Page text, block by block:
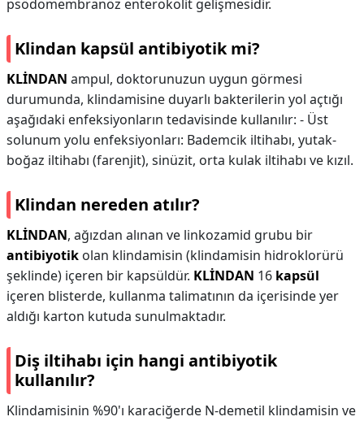
psödomembranöz enterokolit gelişmesidir.
Klindan kapsül antibiyotik mi?
KLİNDAN ampul, doktorunuzun uygun görmesi
durumunda, klindamisine duyarlı bakterilerin yol açtığı
aşağıdaki enfeksiyonların tedavisinde kullanılır: - Üst
solunum yolu enfeksiyonları: Bademcik iltihabı, yutak-
boğaz iltihabı (farenjit), sinüzit, orta kulak iltihabı ve kızıl.
Klindan nereden atılır?
KLİNDAN, ağızdan alınan ve linkozamid grubu bir
antibiyotik olan klindamisin (klindamisin hidroklorürü
şeklinde) içeren bir kapsüldür. KLİNDAN 16 kapsül
içeren blisterde, kullanma talimatının da içerisinde yer
aldığı karton kutuda sunulmaktadır.
Diş iltihabı için hangi antibiyotik
kullanılır?
Klindamisinin %90'ı karaciğerde N-demetil klindamisin ve